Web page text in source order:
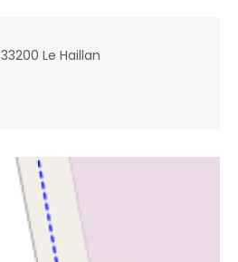
33200 Le Haillan